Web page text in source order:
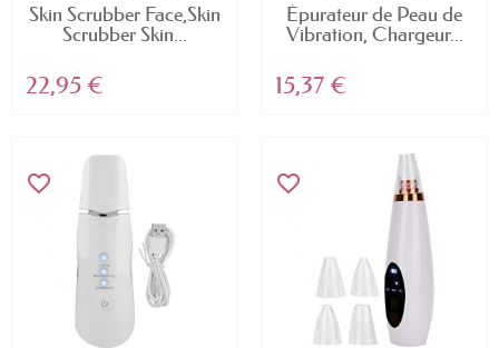
Skin Scrubber Face,Skin
Scrubber Skin...
22,95 €
Épurateur de Peau de
Vibration, Chargeur...
15,37 €
favorite_border favorite_border